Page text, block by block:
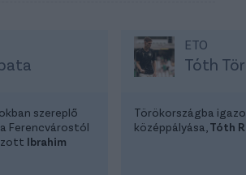
szereplő
Ferencvárostól
Ibrahim
ETO
Tóth
Törökországba
középpályása, Tóth